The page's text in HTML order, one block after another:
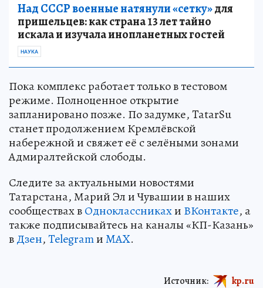
Над СССР военные натянули «сетку»для
пришельцев: как страна 13 лет тайно
искала и изучала инопланетных гостей
НАУКА
Пока комплекс работает только в тестовом
режиме. Полноценное открытие
запланировано позже. По задумке, TatarSu
станет продолжением Кремлёвской
набережной и свяжет её с зелёными зонами
Адмиралтейской слободы.
Следите за актуальными новостями
Татарстана, Марий Эл и Чувашии в наших
сообществах вОдноклассникахи ВКонтакте, а
также подписывайтесь на каналы «КП-Казань»
вДзен,TelegramиMAX.
Источник: kp.ru